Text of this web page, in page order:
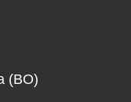
(BO)